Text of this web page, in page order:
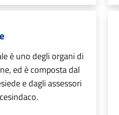
è uno degli organi di
ed è composta dal
e dagli assessori